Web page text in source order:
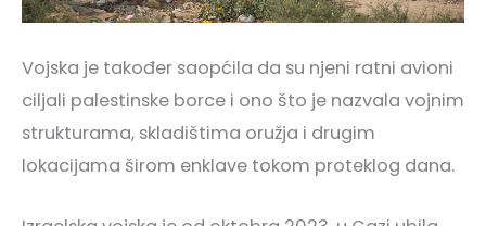
Vojska je također saopćila da su njeni ratni avioni
ciljali palestinske borce i ono što je nazvala vojnim
strukturama, skladištima oružja i drugim
lokacijama širom enklave tokom proteklog dana.